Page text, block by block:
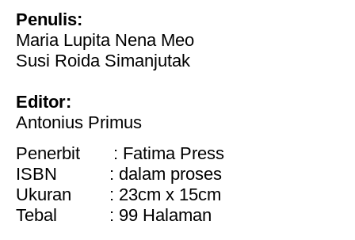
Penulis:
Maria Lupita Nena Meo
Susi Roida Simanjutak
Editor:
Antonius Primus
Penerbit : Fatima Press
ISBN : dalam proses
Ukuran : 23cm x 15cm
Tebal : 99 Halaman